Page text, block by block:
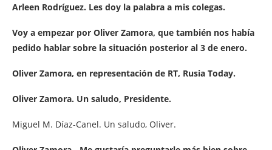
Arleen Rodríguez. Les doy la palabra a mis colegas.
Voy a empezar por Oliver Zamora, que también nos había
pedido hablar sobre la situación posterior al 3 de enero.
Oliver Zamora, en representación de RT, Rusia Today.
Oliver Zamora. Un saludo, Presidente.
Miguel M. Díaz-Canel. Un saludo, Oliver.